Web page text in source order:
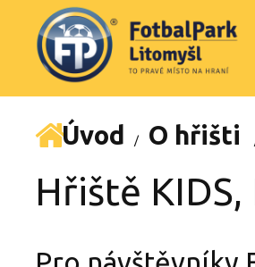
Úvod / O hřišti
Hřiště KIDS,